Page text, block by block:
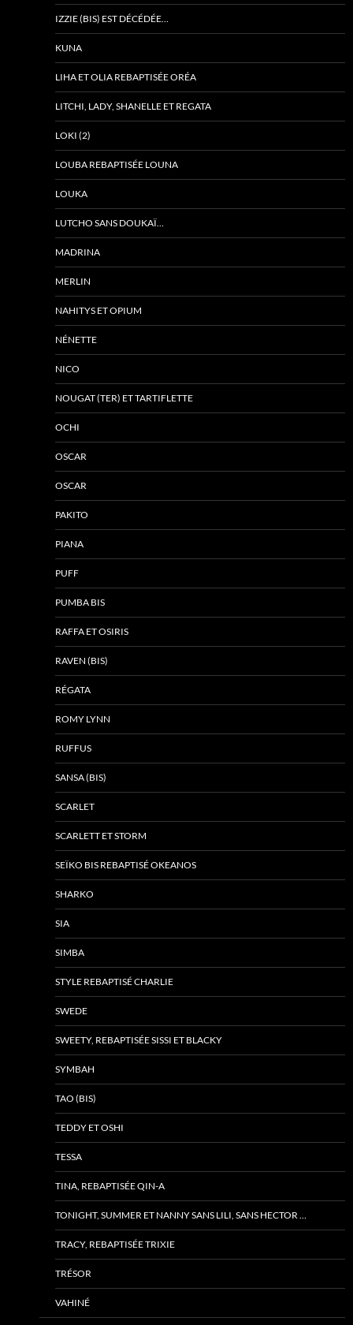
IZZIE (BIS) EST DÉCÉDÉE…
KUNA
LIHA ET OLIA REBAPTISÉE ORÉA
LITCHI, LADY, SHANELLE ET REGATA
LOKI (2)
LOUBA REBAPTISÉE LOUNA
LOUKA
LUTCHO SANS DOUKAÏ…
MADRINA
MERLIN
NAHITYS ET OPIUM
NÉNETTE
NICO
NOUGAT (TER) ET TARTIFLETTE
OCHI
OSCAR
OSCAR
PAKITO
PIANA
PUFF
PUMBA BIS
RAFFA ET OSIRIS
RAVEN (BIS)
RÉGATA
ROMY LYNN
RUFFUS
SANSA (BIS)
SCARLET
SCARLETT ET STORM
SEÏKO BIS REBAPTISÉ OKEANOS
SHARKO
SIA
SIMBA
STYLE REBAPTISÉ CHARLIE
SWEDE
SWEETY, REBAPTISÉE SISSI ET BLACKY
SYMBAH
TAO (BIS)
TEDDY ET OSHI
TESSA
TINA, REBAPTISÉE QIN-A
TONIGHT, SUMMER ET NANNY SANS LILI, SANS HECTOR …
TRACY, REBAPTISÉE TRIXIE
TRÉSOR
VAHINÉ